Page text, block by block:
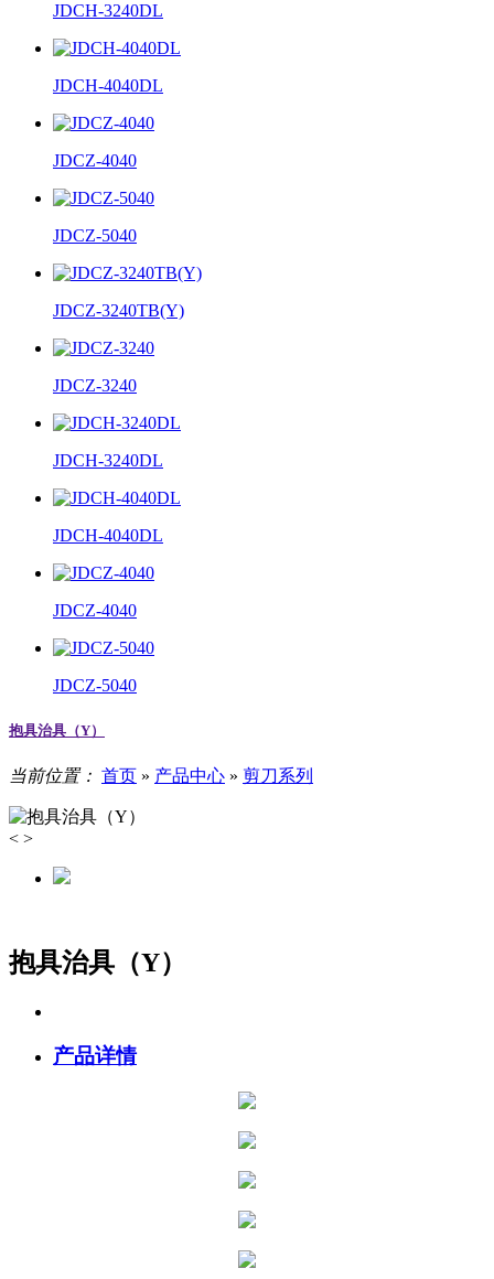
JDCH-3240DL
JDCH-4040DL
JDCZ-4040
JDCZ-5040
JDCZ-3240TB(Y)
JDCZ-3240
JDCH-3240DL
JDCH-4040DL
JDCZ-4040
JDCZ-5040
抱具治具（Y）
当前位置： 首页 » 产品中心 » 剪刀系列
< >
抱具治具（Y）
产品详情